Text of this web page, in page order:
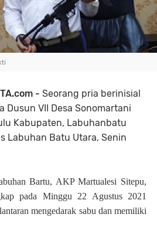
- Seorang pria berinisial
Dusun VII Desa Sonomartani
Kabupaten, Labuhanbatu
Labuhan Batu Utara, Senin
Bartu, AKP Martualesi Sitepu,
pada Minggu 22 Agustus 2021
mengedarak sabu dan memiliki